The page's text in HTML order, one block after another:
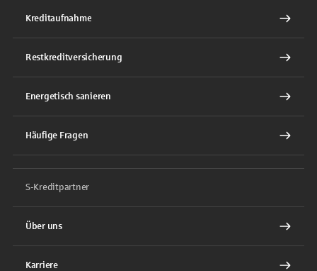
Kreditaufnahme
Restkreditversicherung
Energetisch sanieren
Häufige Fragen
S-Kreditpartner
Über uns
Karriere